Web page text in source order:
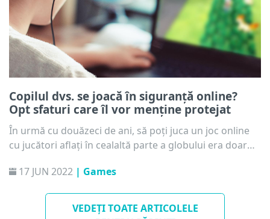
Copilul dvs. se joacă în siguranță online?
Opt sfaturi care îl vor menține protejat
În urmă cu douăzeci de ani, să poți juca un joc online
cu jucători aflați în cealaltă parte a globului era doar
normalitatea, o realitate ce este la doar câteva click-uri
complet străini pe care copiii îi cunosc doar după
17 JUN 2022 | Games
VEDEȚI TOATE ARTICOLELE